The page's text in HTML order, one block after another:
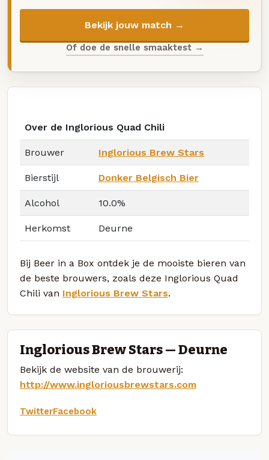
Bekijk jouw match →
Of doe de snelle smaaktest →
Over de Inglorious Quad Chili
Brouwer Inglorious Brew Stars
Bierstijl Donker Belgisch Bier
Alcohol 10.0%
Herkomst Deurne
Bij Beer in a Box ontdek je de mooiste bieren van
de beste brouwers, zoals deze Inglorious Quad
Chili van Inglorious Brew Stars.
Inglorious Brew Stars — Deurne
Bekijk de website van de brouwerij:
http://www.ingloriousbrewstars.com
TwitterFacebook